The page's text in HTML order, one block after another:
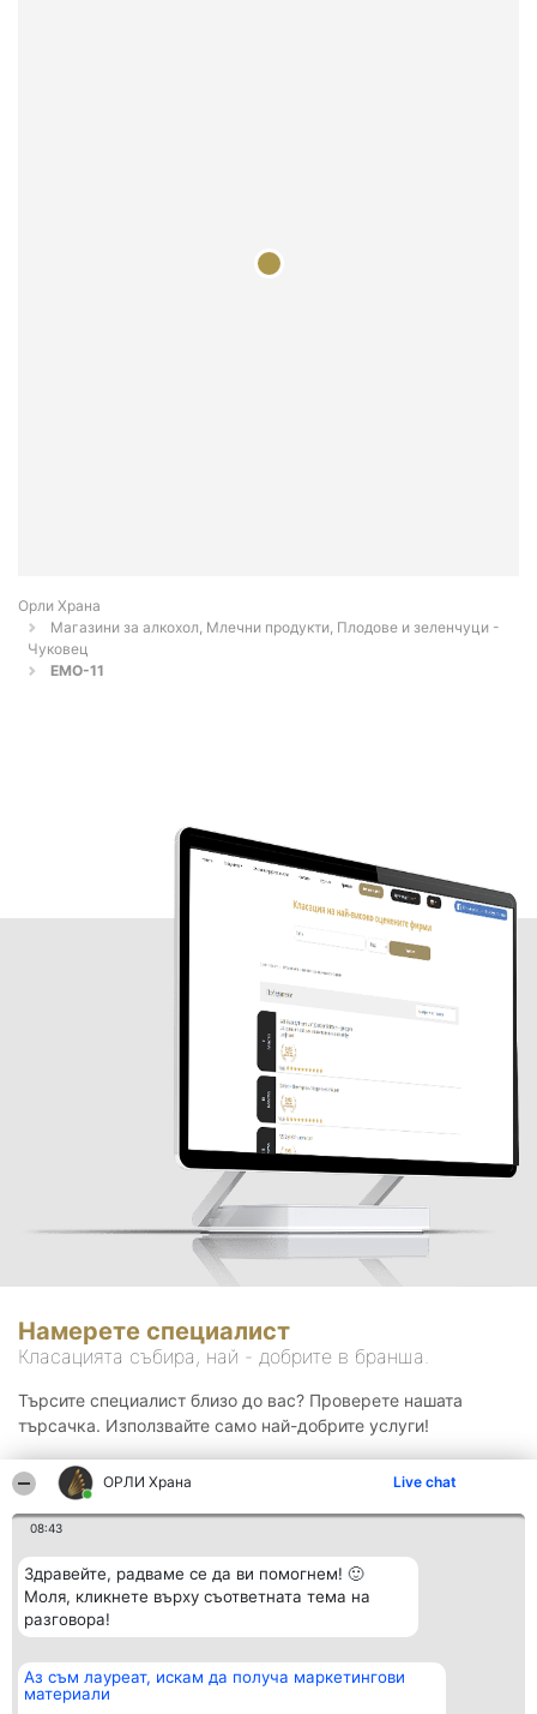
ОРЛИ Храна Live chat
08:43
Здравейте, радваме се да ви помогнем! 🙂
Моля, кликнете върху съответната тема на
разговора!
Аз съм лауреат, искам да получа маркетингови
материали
Орли Храна
Магазини за алкохол, Млечни продукти, Плодове и зеленчуци -
Чуковец
EMO-11
Намерете специалист
Класацията събира, най - добрите в бранша.
Търсите специалист близо до вас? Проверете нашата
търсачка. Използвайте само най-добрите услуги!
Организатор на
класиране
Класация Контакти